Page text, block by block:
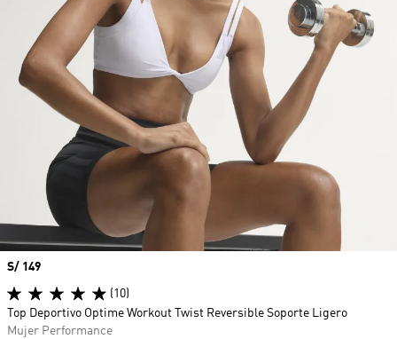
Precio
S/ 149
(10)
Top Deportivo Optime Workout Twist Reversible Soporte Ligero
Mujer Performance